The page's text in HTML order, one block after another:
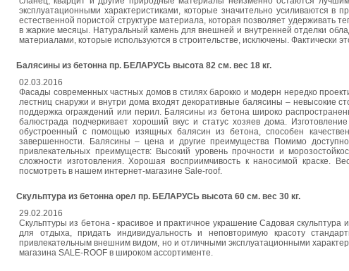
эксплуатационными характеристиками, которые значительно усиливаются
естественной пористой структуре материала, которая позволяет удерживать
в жаркие месяцы. Натуральный камень для внешней и внутренней отделки
материалами, которые используются в строительстве, исключены. Фактически
Балясины из бетонна пр. БЕЛАРУСЬ высота 82 см. вес 18 кг.
02.03.2016
Фасады современных частных домов в стилях барокко и модерн нередко
лестниц снаружи и внутри дома входят декоративные балясины –
поддержка ограждений или перил. Балясины из бетона широко
балюстрада подчеркивает хороший вкус и статус хозяев дома.
обустроенный с помощью изящных балясин из бетона, способен
завершенности. Балясины – цена и другие преимущества Помимо
привлекательных преимуществ: Высокий уровень прочности и
сложности изготовления. Хорошая восприимчивость к наносимой
посмотреть в нашем интернет-магазине Sale-roof.
Скульптура из бетонна орел пр. БЕЛАРУСЬ высота 60 см. вес 30 кг.
29.02.2016
Скульптуры из бетона - красивое и практичное украшение Садовая
для отдыха, придать индивидуальность и неповторимую красоту
привлекательным внешним видом, но и отличными эксплуатационными
магазина SALE-ROOF в широком ассортименте.